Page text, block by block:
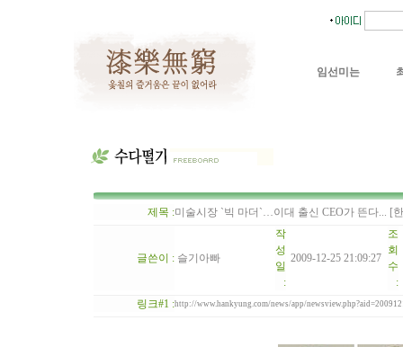
임선미는
제목 :미술시장 `빅 마더`…이대 출신 CEO가 뜬다... [
글쓴이 : 슬기아빠
작
성
일
:
2009-12-25 21:09:27
조
회
수
:
링크#1 :http://www.hankyung.com/news/app/